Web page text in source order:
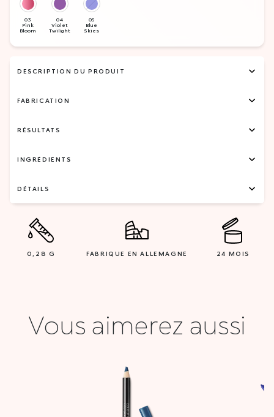
DESCRIPTION DU PRODUIT
FABRICATION
RÉSULTATS
INGRÉDIENTS
DÉTAILS
0,28 G FABRIQUE EN ALLEMAGNE 24 MOIS
Vous aimerez aussi